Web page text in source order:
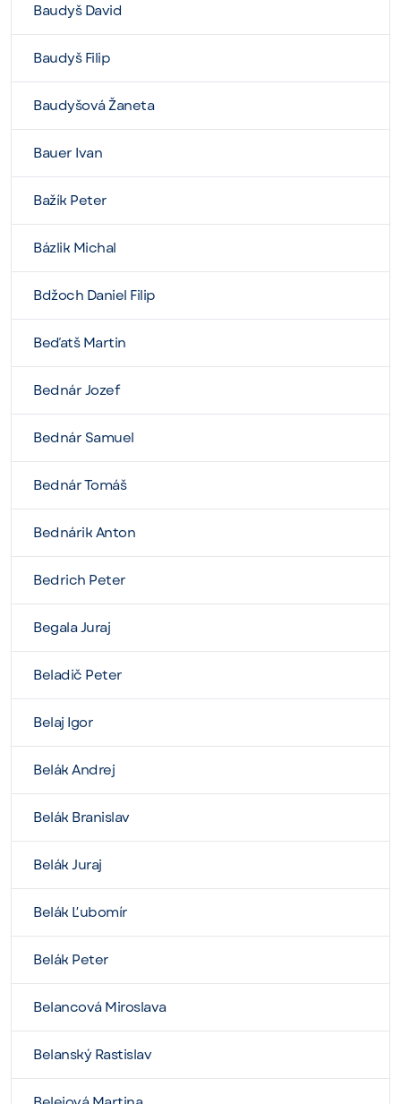
Baudyš David
Baudyš Filip
Baudyšová Žaneta
Bauer Ivan
Bažík Peter
Bázlik Michal
Bdžoch Daniel Filip
Beďatš Martin
Bednár Jozef
Bednár Samuel
Bednár Tomáš
Bednárik Anton
Bedrich Peter
Begala Juraj
Beladič Peter
Belaj Igor
Belák Andrej
Belák Branislav
Belák Juraj
Belák Ľubomír
Belák Peter
Belancová Miroslava
Belanský Rastislav